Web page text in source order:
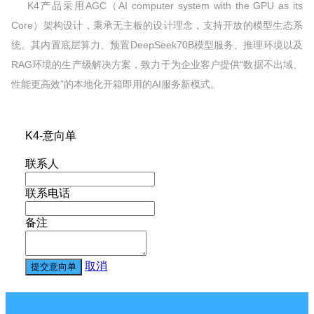
K4产品采用AGC（AI computer system with the GPU as its
Core）架构设计，秉承无主板的设计理念，支持开放的模型生态系
统。其内置底层算力、预置DeepSeek70B模型服务、推理环境以及
RAG环境的生产级解决方案，致力于为企业客户提供“数据不出域、
性能更高效”的本地化开箱即用的AI服务新模式。
K4-意向单
联系人
联系电话
备注
提交意向单 取消